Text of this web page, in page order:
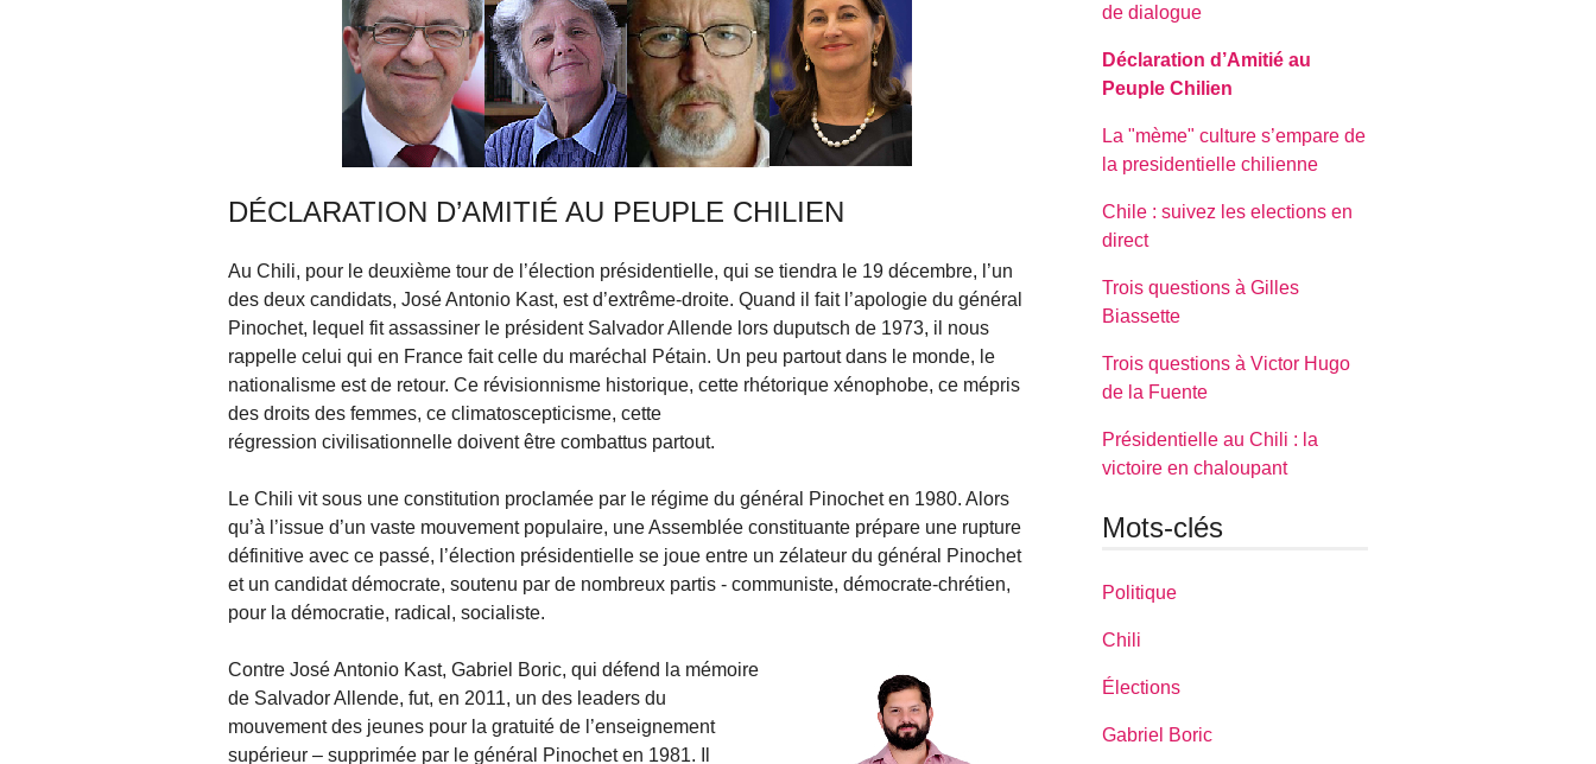
DÉCLARATION D’AMITIÉ AU PEUPLE CHILIEN
Au Chili, pour le deuxième tour de l’élection présidentielle, qui se tiendra le 19 décembre, l’un
des deux candidats, José Antonio Kast, est d’extrême-droite. Quand il fait l’apologie du général
Pinochet, lequel fit assassiner le président Salvador Allende lors duputsch de 1973, il nous
rappelle celui qui en France fait celle du maréchal Pétain. Un peu partout dans le monde, le
nationalisme est de retour. Ce révisionnisme historique, cette rhétorique xénophobe, ce mépris
des droits des femmes, ce climatoscepticisme, cette
régression civilisationnelle doivent être combattus partout.
Le Chili vit sous une constitution proclamée par le régime du général Pinochet en 1980. Alors
qu’à l’issue d’un vaste mouvement populaire, une Assemblée constituante prépare une rupture
définitive avec ce passé, l’élection présidentielle se joue entre un zélateur du général Pinochet
et un candidat démocrate, soutenu par de nombreux partis - communiste, démocrate-chrétien,
pour la démocratie, radical, socialiste.
Contre José Antonio Kast, Gabriel Boric, qui défend la mémoire
de Salvador Allende, fut, en 2011, un des leaders du
mouvement des jeunes pour la gratuité de l’enseignement
supérieur – supprimée par le général Pinochet en 1981. Il
de dialogue
Déclaration d’Amitié au
Peuple Chilien
La "mème" culture s’empare de
la presidentielle chilienne
Chile : suivez les elections en
direct
Trois questions à Gilles
Biassette
Trois questions à Victor Hugo
de la Fuente
Présidentielle au Chili : la
victoire en chaloupant
Mots-clés
Politique
Chili
Élections
Gabriel Boric